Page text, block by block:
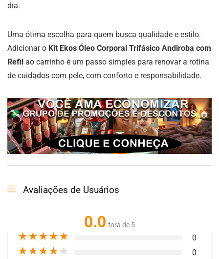
dia.
Uma ótima escolha para quem busca qualidade e estilo.
Adicionar o Kit Ekos Óleo Corporal Trifásico Andiroba com
Refil ao carrinho é um passo simples para renovar a rotina
de cuidados com pele, com conforto e responsabilidade.
Avaliações de Usuários
0.0 fora de 5
★★★★★ 0
★★★★ ★ 0